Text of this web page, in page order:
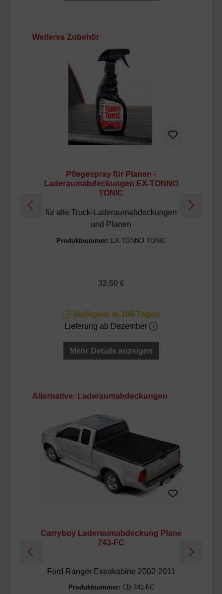
Produktgalerie überspringen
Weiteres Zubehör
Pflegespray für Planen -
Laderaumabdeckungen EX-TONNO
TONIC
für alle Truck-Laderaumabdeckungen
und Planen
Produktnummer: EX-TONNO TONIC
Regulärer Preis:
32,50 €
Verfügbar in 100 Tagen
Lieferung ab Dezember
Mehr Details anzeigen
Produktgalerie überspringen
Alternative: Laderaumabdeckungen
Carryboy Laderaumabdeckung Plane
743-FC
Ford Ranger Extrakabine 2002-2011
Produktnummer: CB-743-FC